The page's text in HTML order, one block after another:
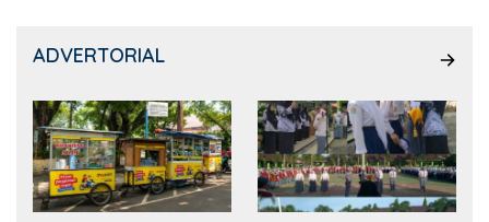
ADVERTORIAL